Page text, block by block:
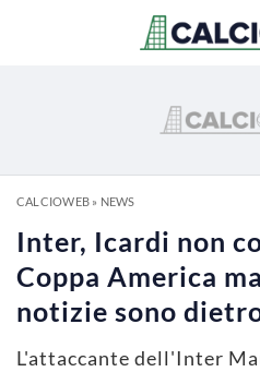
CALCIOWEB» NEWS
Inter, Icardi non
Coppa America
notizie sono
L'attaccante dell'Inter